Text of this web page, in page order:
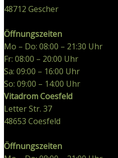
48712 Gescher
Öffnungszeiten
Mo – Do: 08:00 – 21:30 Uhr
Fr: 08:00 – 20:00 Uhr
Sa: 09:00 – 16:00 Uhr
So: 09:00 – 14:00 Uhr
Vitadrom Coesfeld
Letter Str. 37
48653 Coesfeld
Öffnungszeiten